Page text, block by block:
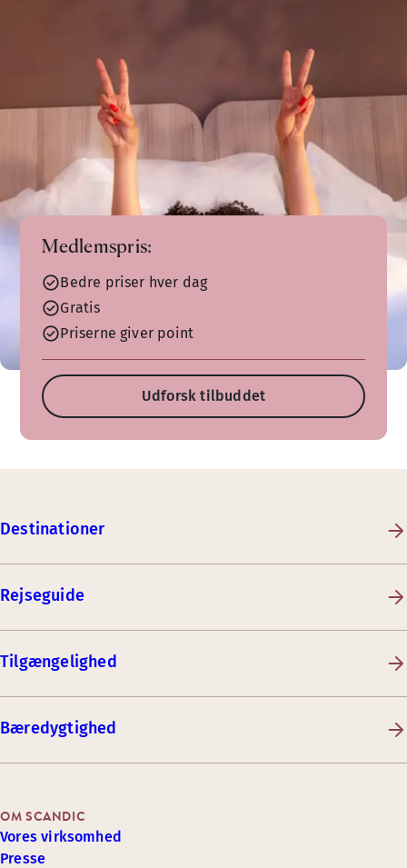
Medlemspris:
Bedre priser hver dag
Gratis
Priserne giver point
Udforsk tilbuddet
Destinationer
Rejseguide
Tilgængelighed
Bæredygtighed
OM SCANDIC
Vores virksomhed
Presse